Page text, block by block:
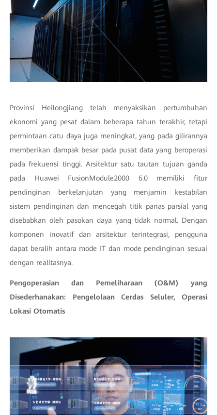
Provinsi Heilongjiang telah menyaksikan pertumbuhan
ekonomi yang pesat dalam beberapa tahun terakhir, tetapi
permintaan catu daya juga meningkat, yang pada gilirannya
memberikan dampak besar pada pusat data yang beroperasi
pada frekuensi tinggi. Arsitektur satu tautan tujuan ganda
pada Huawei FusionModule2000 6.0 memiliki fitur
pendinginan berkelanjutan yang menjamin kestabilan
sistem pendinginan dan mencegah titik panas parsial yang
disebabkan oleh pasokan daya yang tidak normal. Dengan
komponen inovatif dan arsitektur terintegrasi, pengguna
dapat beralih antara mode IT dan mode pendinginan sesuai
dengan realitasnya.
Pengoperasian dan Pemeliharaan (O&M) yang
Disederhanakan: Pengelolaan Cerdas Seluler, Operasi
Lokasi Otomatis